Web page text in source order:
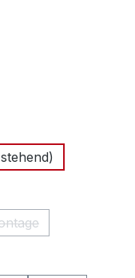
Option ist zurzeit